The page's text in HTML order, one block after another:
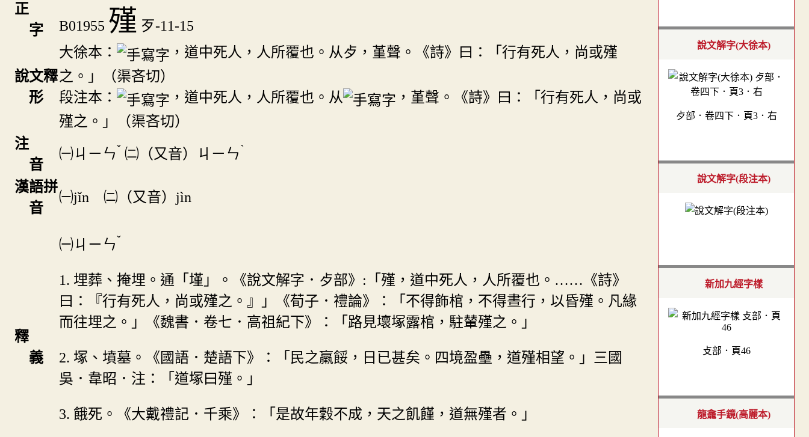
正
字
B01955 殣 歹-11-15
說文釋
形
大徐本：
，道中死人，人所覆也。从歺，堇聲。《詩》曰：「行有死人，尚或殣
之。」（渠吝切）
段注本：
，道中死人，人所覆也。从
，堇聲。《詩》曰：「行有死人，尚或
殣之。」（渠吝切）
注
音
㈠ㄐㄧㄣˇ ㈡（又音） ㄐㄧㄣˋ
漢語拼
音
㈠jǐn ㈡（又音）jìn
釋
義
㈠ㄐㄧㄣˇ
1. 埋葬、掩埋。通「墐」。《說文解字．歺部》:「殣，道中死人，人所覆也。……《詩》
曰：『行有死人，尚或殣之。』」《荀子．禮論》：「不得飾棺，不得晝行，以昏殣。凡緣
而往埋之。」《魏書．卷七．高祖紀下》：「路見壞塚露棺，駐輦殣之。」
2. 塚、墳墓。《國語．楚語下》：「民之羸餒，日已甚矣。四境盈壘，道殣相望。」三國
吳．韋昭．注：「道塚曰殣。」
3. 餓死。《大戴禮記．千乘》：「是故年穀不成，天之飢饉，道無殣者。」
說文解字(大徐本)
歺部．卷四下．頁3．右
說文解字(段注本)
新加九經字樣
攴部．頁46
龍龕手鏡(高麗本)